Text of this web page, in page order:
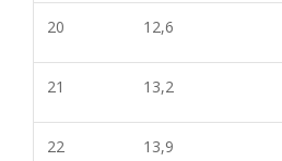
20 12,6
21 13,2
22 13,9